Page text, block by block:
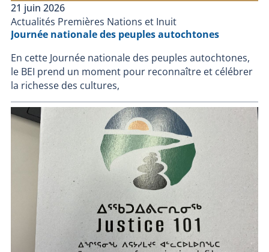
21 juin 2026
Actualités Premières Nations et Inuit
Journée nationale des peuples autochtones
En cette Journée nationale des peuples autochtones,
le BEI prend un moment pour reconnaître et célébrer
la richesse des cultures,